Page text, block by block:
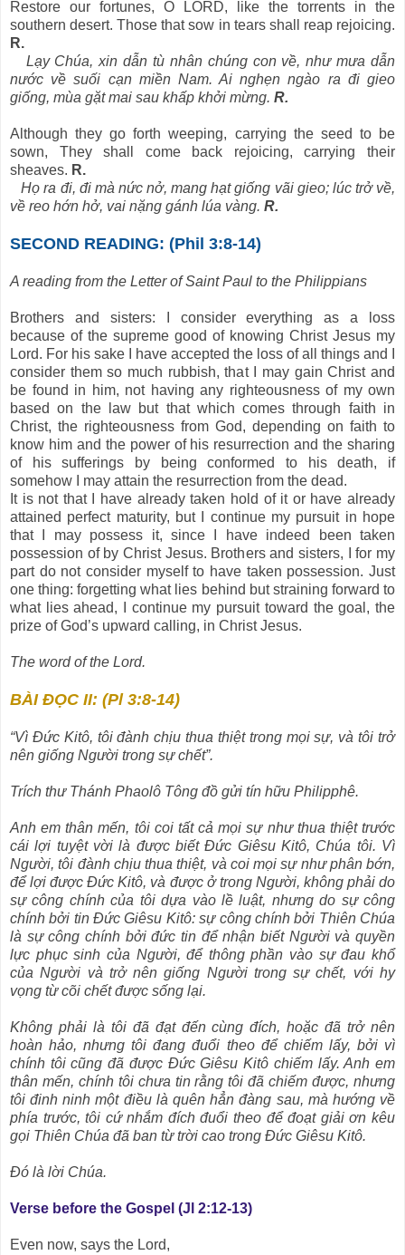
Restore our fortunes, O LORD, like the torrents in the
southern desert. Those that sow in tears shall reap rejoicing.
R.
Lạy Chúa, xin dẫn tù nhân chúng con về, như mưa dẫn
nước về suối cạn miền Nam. Ai nghẹn ngào ra đi gieo
giống, mùa gặt mai sau khấp khởi mừng. R.
Although they go forth weeping, carrying the seed to be
sown, They shall come back rejoicing, carrying their
sheaves. R.
Họ ra đi, đi mà nức nở, mang hạt giống vãi gieo; lúc trở về,
về reo hớn hở, vai nặng gánh lúa vàng. R.
SECOND READING: (Phil 3:8-14)
A reading from the Letter of Saint Paul to the Philippians
Brothers and sisters: I consider everything as a loss
because of the supreme good of knowing Christ Jesus my
Lord. For his sake I have accepted the loss of all things and I
consider them so much rubbish, that I may gain Christ and
be found in him, not having any righteousness of my own
based on the law but that which comes through faith in
Christ, the righteousness from God, depending on faith to
know him and the power of his resurrection and the sharing
of his sufferings by being conformed to his death, if
somehow I may attain the resurrection from the dead.
It is not that I have already taken hold of it or have already
attained perfect maturity, but I continue my pursuit in hope
that I may possess it, since I have indeed been taken
possession of by Christ Jesus. Brothers and sisters, I for my
part do not consider myself to have taken possession. Just
one thing: forgetting what lies behind but straining forward to
what lies ahead, I continue my pursuit toward the goal, the
prize of God’s upward calling, in Christ Jesus.
The word of the Lord.
BÀI ĐỌC II: (Pl 3:8-14)
“Vì Ðức Kitô, tôi đành chịu thua thiệt trong mọi sự, và tôi trở
nên giống Người trong sự chết”.
Trích thư Thánh Phaolô Tông đồ gửi tín hữu Philipphê.
Anh em thân mến, tôi coi tất cả mọi sự như thua thiệt trước
cái lợi tuyệt vời là được biết Ðức Giêsu Kitô, Chúa tôi. Vì
Người, tôi đành chịu thua thiệt, và coi mọi sự như phân bớn,
để lợi được Ðức Kitô, và được ở trong Người, không phải do
sự công chính của tôi dựa vào lề luật, nhưng do sự công
chính bởi tin Ðức Giêsu Kitô: sự công chính bởi Thiên Chúa
là sự công chính bởi đức tin để nhận biết Người và quyền
lực phục sinh của Người, để thông phần vào sự đau khổ
của Người và trở nên giống Người trong sự chết, với hy
vọng từ cõi chết được sống lại.
Không phải là tôi đã đạt đến cùng đích, hoặc đã trở nên
hoàn hảo, nhưng tôi đang đuổi theo để chiếm lấy, bởi vì
chính tôi cũng đã được Ðức Giêsu Kitô chiếm lấy. Anh em
thân mến, chính tôi chưa tin rằng tôi đã chiếm được, nhưng
tôi đinh ninh một điều là quên hẳn đàng sau, mà hướng về
phía trước, tôi cứ nhắm đích đuổi theo để đoạt giải ơn kêu
gọi Thiên Chúa đã ban từ trời cao trong Ðức Giêsu Kitô.
Ðó là lời Chúa.
Verse before the Gospel (Jl 2:12-13)
Even now, says the Lord,